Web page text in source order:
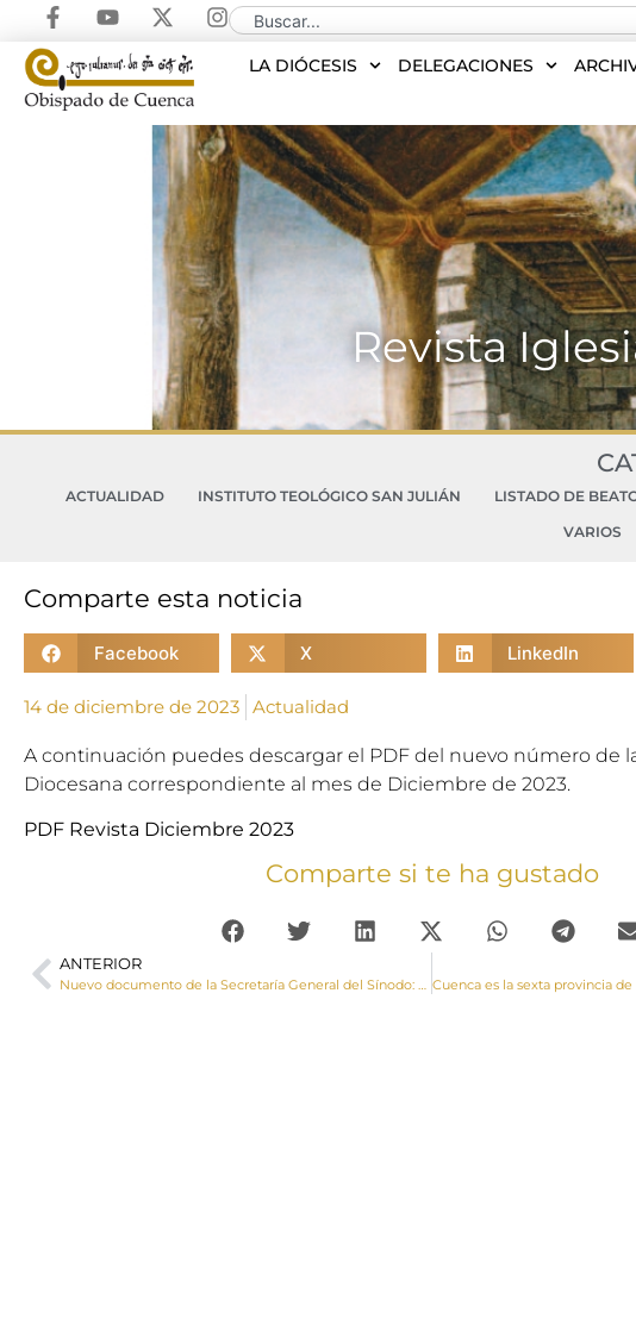
LA DIÓCESIS DELEGACIONES
Revista
ACTUALIDAD INSTITUTO TEOLÓGICO SAN JULIÁN LISTADO DE
VARIOS
Comparte esta noticia
Facebook X LinkedIn
14 de diciembre de 2023 Actualidad
A continuación puedes descargar el PDF del nuevo número de
Diocesana correspondiente al mes de Diciembre de 2023.
PDF Revista Diciembre 2023
Comparte si te ha gustado
ANTERIOR
Nuevo documento de la Secretaría General del Sínodo: Hacia octubre de 2024